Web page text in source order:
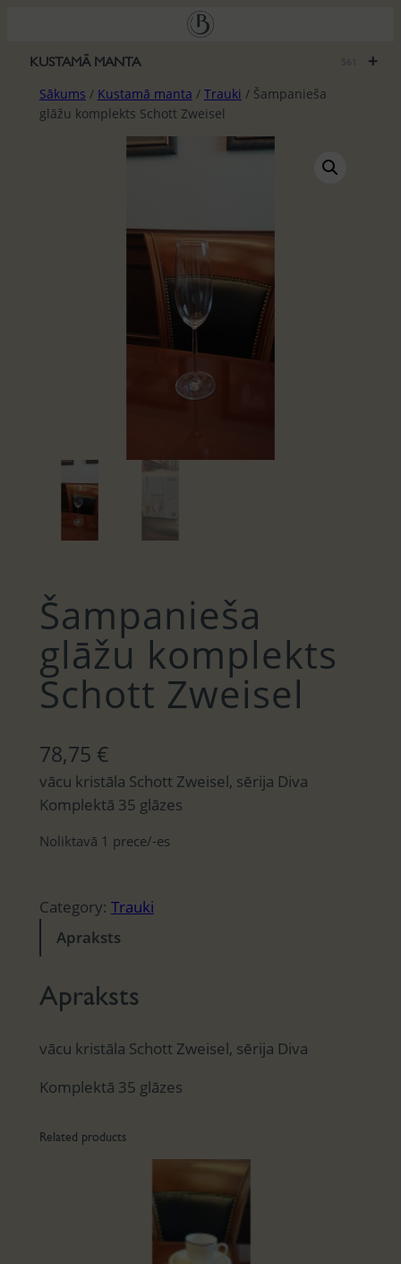
saturu
+
KUSTAMĀ MANTA
Sākums / Kustamā manta / Trauki / Šampanieša
glāžu komplekts Schott Zweisel
Šampanieša
glāžu komplekts
Schott Zweisel
78,75 €
vācu kristāla Schott Zweisel, sērija Diva
Komplektā 35 glāzes
Noliktavā 1 prece/-es
Category: Trauki
Apraksts
Apraksts
vācu kristāla Schott Zweisel, sērija Diva
Komplektā 35 glāzes
Related products